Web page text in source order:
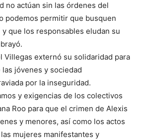
no actúan sin las órdenes del
podemos permitir que busquen
y que los responsables eludan su
Villegas externó su solidaridad para
jóvenes y sociedad
por la inseguridad.
y exigencias de los colectivos
Roo para que el crimen de Alexis
y menores, así como los actos
mujeres manifestantes y